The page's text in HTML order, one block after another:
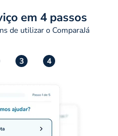
em 4 passos
de utilizar o ComparaJá
3 4